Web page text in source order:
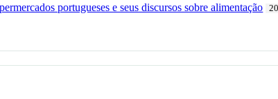
portugueses e seus discursos sobre alimentação